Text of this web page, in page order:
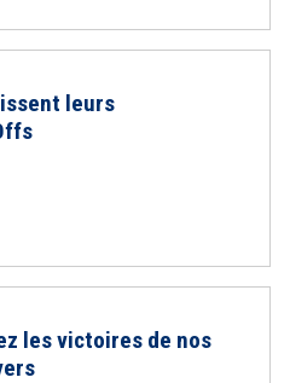
leurs
les victoires de nos